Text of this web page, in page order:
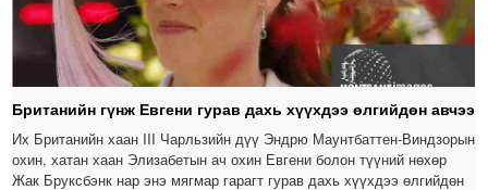
Британийн гүнж Евгени гурав дахь хүүхдээ өлгийдөн авчээ
Их Британийн хаан III Чарльзийн дүү Эндрю Маунтбаттен-Виндзорын
охин, хатан хаан Элизабетын ач охин Евгени болон түүний нөхөр
Жак Бруксбэнк нар энэ мягмар гарагт гурав дахь хүүхдээ өлгийдөн